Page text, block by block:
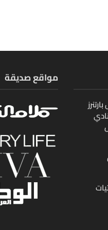
مواقع صديقة